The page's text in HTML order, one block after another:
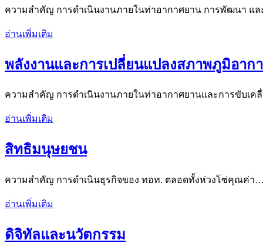
ความสำคัญ การดำเนินงานภายในท่าอากาศยาน การพัฒนา แ
อ่านเพิ่มเติม
พลังงานและการเปลี่ยนแปลงสภาพภูมิอาก
ความสำคัญ การดำเนินงานภายในท่าอากาศยานและการขับเค
อ่านเพิ่มเติม
สิทธิมนุษยชน
ความสำคัญ การดำเนินธุรกิจของ ทอท. ตลอดทั้งห่วงโซ่คุณค่า…
อ่านเพิ่มเติม
ดิจิทัลและนวัตกรรม